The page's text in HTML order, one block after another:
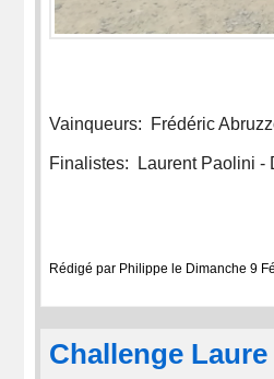
Vainqueurs: Frédéric
Finalistes: Laurent Paolini -
Rédigé par Philippe le Dimanche 9
Challenge